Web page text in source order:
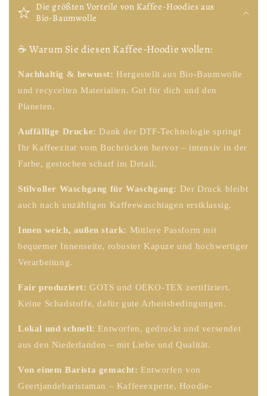
Die größten Vorteile von Kaffee-Hoodies aus
Bio-Baumwolle
☕ Warum Sie diesen Kaffee-Hoodie wollen:
Nachhaltig & bewusst: Hergestellt aus Bio-Baumwolle
und recycelten Materialien. Gut für dich und den
Planeten.
Auffällige Drucke: Dank der DTF-Technologie springt
Ihr Kaffeezitat vom Buchrücken hervor – intensiv in der
Farbe, gestochen scharf im Detail.
Stilvoller Waschgang für Waschgang: Der Druck bleibt
auch nach unzähligen Kaffeewaschtagen erstklassig.
Innen weich, außen stark: Mittlere Passform mit
bequemer Innenseite, robuster Kapuze und hochwertiger
Verarbeitung.
Fair produziert: GOTS und OEKO-TEX zertifiziert.
Keine Schadstoffe, dafür gute Arbeitsbedingungen.
Lokal und schnell: Entworfen, gedruckt und versendet
aus den Niederlanden – mit Liebe und Qualität.
Von einem Barista gemacht: Entworfen von
Geertjandebaristaman – Kaffeeexperte, Hoodie-